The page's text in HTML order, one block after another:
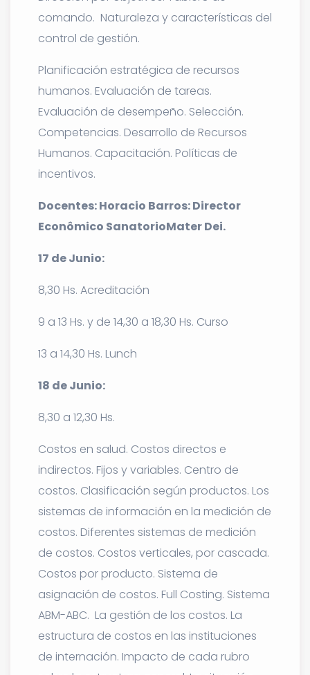
comando. Naturaleza y características del
control de gestión.
Planificación estratégica de recursos
humanos. Evaluación de tareas.
Evaluación de desempeño. Selección.
Competencias. Desarrollo de Recursos
Humanos. Capacitación. Políticas de
incentivos.
Docentes: Horacio Barros: Director
Econômico SanatorioMater Dei.
17 de Junio:
8,30 Hs. Acreditación
9 a 13 Hs. y de 14,30 a 18,30 Hs. Curso
13 a 14,30 Hs. Lunch
18 de Junio:
8,30 a 12,30 Hs.
Costos en salud. Costos directos e
indirectos. Fijos y variables. Centro de
costos. Clasificación según productos. Los
sistemas de información en la medición de
costos. Diferentes sistemas de medición
de costos. Costos verticales, por cascada.
Costos por producto. Sistema de
asignación de costos. Full Costing. Sistema
ABM-ABC. La gestión de los costos. La
estructura de costos en las instituciones
de internación. Impacto de cada rubro